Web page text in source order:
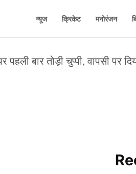
न्यूज क्रिकेट मनोरंजन
बार तोड़ी चुप्पी, वापसी पर